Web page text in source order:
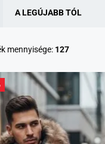
A LEGÚJABB TÓL
mennyisége: 127